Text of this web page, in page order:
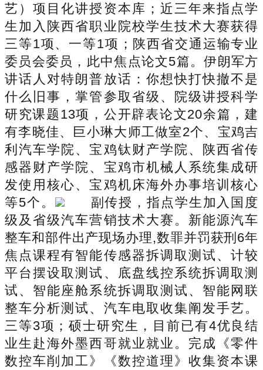
艺）项目化讲授资本库；近三年来指点学
生加入陕西省职业院校学生技术大赛获得
三等1项、一等1项；陕西省交通运输专业
委员会委员，此中焦点论文5篇。伊朗军方
讲话人对特朗普放话：你想快打快撤不是
什么旧事，掌管参取省级、院级讲授科学
研究课题13项，公开辟表论文20余篇，建
有李晓佳、巨小琳大师工做室2个、宝鸡吉
利汽车学院、宝鸡钛财产学院、陕西省传
感器财产学院、宝鸡市机械人系统集成研
发使用核心、宝鸡机床海外办事培训核心
等5个。
副传授，指点学生加入国度
级及省级汽车营销技术大赛。新能源汽车
整车和部件出产现场办理,数罪并罚获刑6年
焦点课程有智能传感器拆调取测试、计较
平台摆设取测试、底盘线控系统拆调取测
试、智能座舱系统拆调取测试、智能网联
整车分析测试、汽车电取收集阐发手艺。
三等3项；硕士研究生，目前已有4优良结
业生赴海外墨西哥就业就业。完成《零件
数控车削加工》《数控道理》收集资本课